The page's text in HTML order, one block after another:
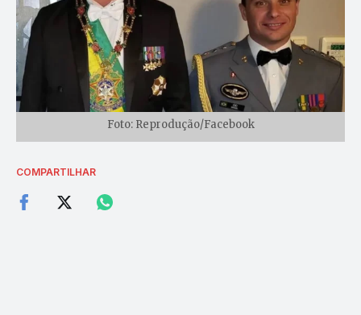
Foto: Reprodução/Facebook
COMPARTILHAR